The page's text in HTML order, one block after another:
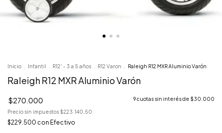
Inicio Infantil R12' - 3 a 5 años R12 Varon Raleigh R12 MXR Aluminio Varón
Raleigh R12 MXR Aluminio Varón
$270.000 9cuotas sin interés de $30.000
Precio sin impuestos $223.140,50
$229.500 con Efectivo